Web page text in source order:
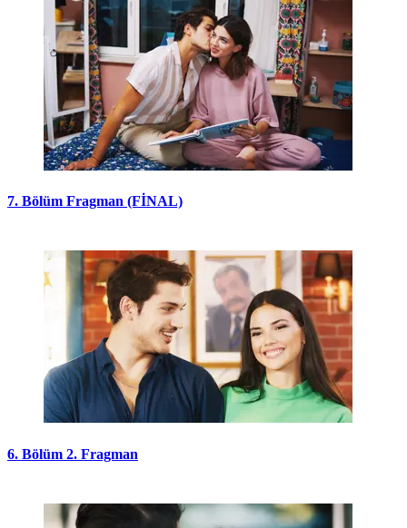
7. Bölüm Fragman (FİNAL)
6. Bölüm 2. Fragman